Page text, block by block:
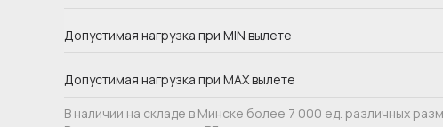
Допустимая нагрузка при MIN вылете
Допустимая нагрузка при MAX вылете
В наличии на складе в Минске более 7 000 ед. различных